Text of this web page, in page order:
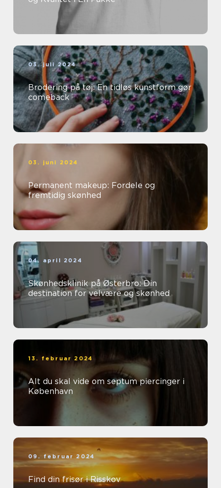
03. juli 2024
Brodering på tøj: En tidløs kunstform gør
comeback
03. juni 2024
Permanent makeup: Fordele og
fremtidig skønhed
04. april 2024
Skønhedsklinik på Østerbro: Din
destination for velvære og skønhed
13. februar 2024
Alt du skal vide om septum piercinger i
København
09. februar 2024
Find din frisør i Risskov